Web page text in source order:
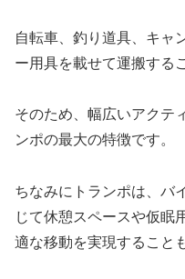
自転車、釣り道具、キャ
ー用具を載せて運搬する
そのため、幅広いアクテ
ンポの最大の特徴です。
ちなみにトランポは、バ
じて休憩スペースや仮眠
適な移動を実現すること